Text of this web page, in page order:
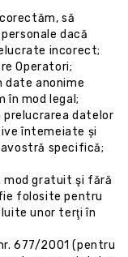
să
dacă
incorect;
Operatori;
date anonime
în mod legal;
prelucrarea datelor
întemeiate și
specifică;
mod gratuit şi fără
folosite pentru
unor terţi în
677/2001 (pentru